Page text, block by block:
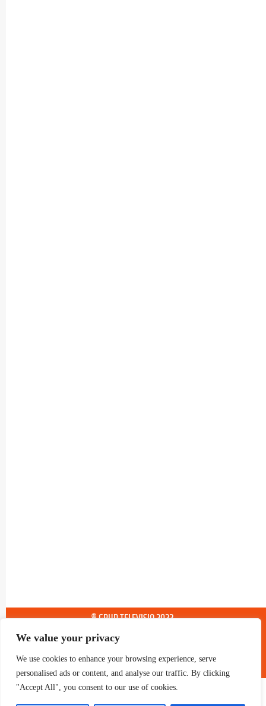
We value your privacy
We use cookies to enhance your browsing experience, serve
personalised ads or content, and analyse our traffic. By clicking
"Accept All", you consent to our use of cookies.
® GRUP TELEVISIO 2022.
TOTS ELS DRETS RESERVATS